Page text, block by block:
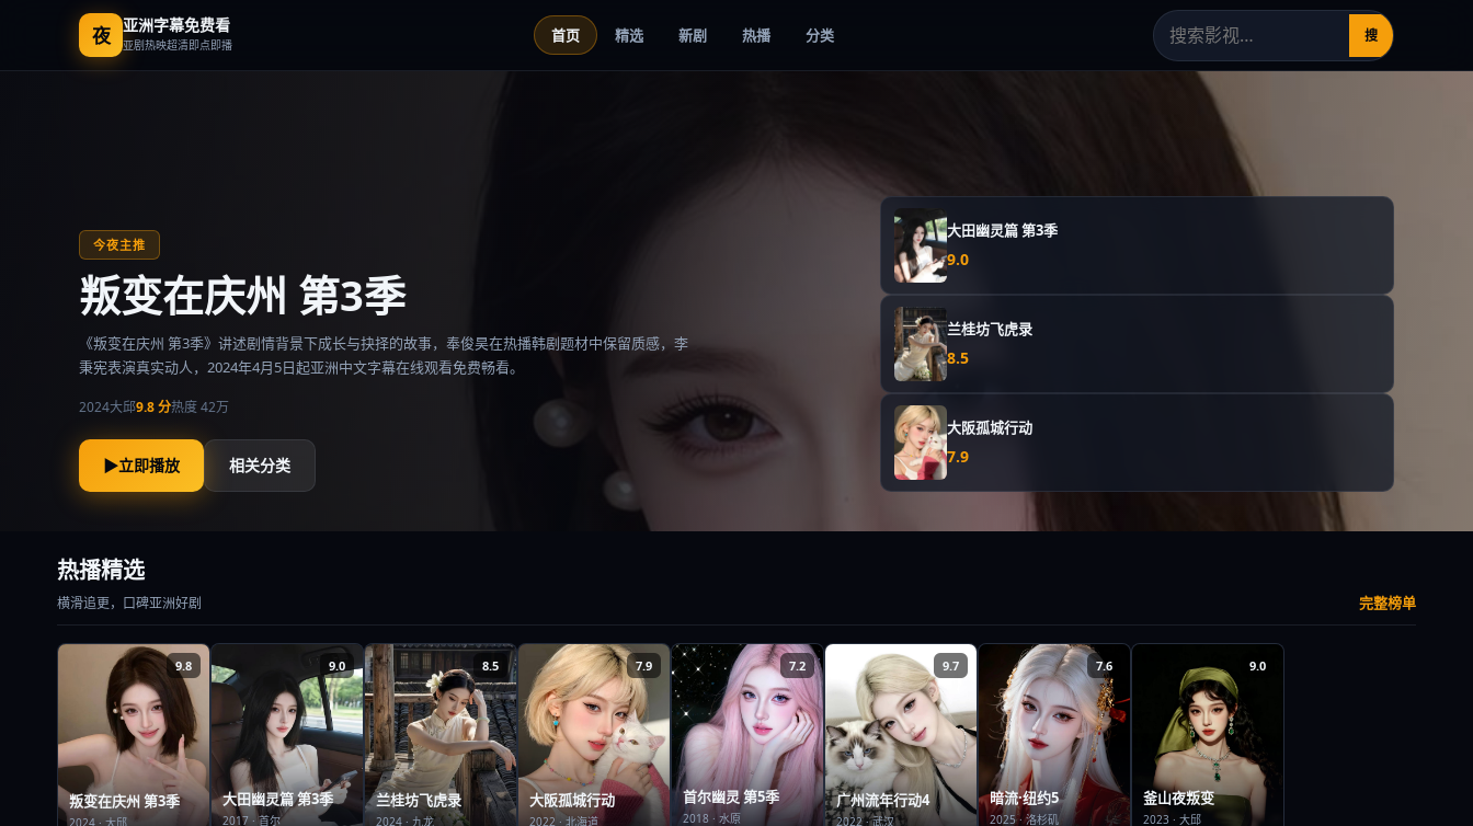
夜 亚洲字幕免费看
亚剧热映超清即点即播 首页 精选 新剧 热播 分类 搜
今夜主推
叛变在庆州 第3季
《叛变在庆州 第3季》讲述剧情背景下成长与抉择的故事，奉俊昊在热播韩剧题材中保留质感，李
秉宪表演真实动人，2024年4月5日起亚洲中文字幕在线观看免费畅看。
2024大邱9.8分热度42万
▶立即播放 相关分类
大田幽灵篇 第3季
9.0
兰桂坊飞虎录
8.5
大阪孤城行动
7.9
热播精选
横滑追更，口碑亚洲好剧 完整榜单
9.8
叛变在庆州 第3季
9.0
大田幽灵篇 第3季
2017 · 首尔
8.5
兰桂坊飞虎录
2024 · 九龙
7.9
大阪孤城行动
2022 · 北海道
7.2
首尔幽灵 第5季
2018 · 水原
9.7
广州流年行动4
2022·武汉
7.6
暗流·纽约5
2025·洛杉矶
9.0
釜山夜叛变
2023 · 大邱